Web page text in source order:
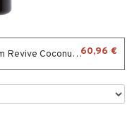
Coconut Oil 60,96 €